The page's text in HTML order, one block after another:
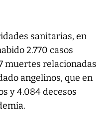
sanitarias, en
2.770 casos
muertes relacionadas
angelinos, que en
y 4.084 decesos